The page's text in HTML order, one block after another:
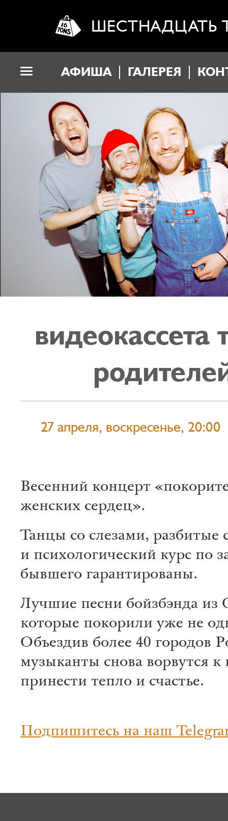
ШЕСТНАДЦАТЬ
АФИША ГАЛЕРЕЯ
видеокассета
27 апреля, воскресенье, 20:00
Весенний концерт
женских сердец».
Танцы со слезами, разбитые
и психологический курс по
бывшего гарантированы.
Лучшие песни бойзбэнда из
которые покорили уже не
Объездив более 40 городов
музыканты снова ворвутся
принести тепло и счастье.
Подпишитесь на наш